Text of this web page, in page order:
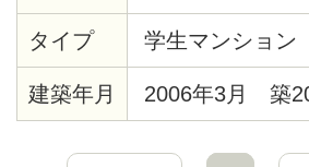
ーパー「赤札堂
ッピングセンタ
りますので、
タイプ 学生マンション
建築年月 2006年3月 築